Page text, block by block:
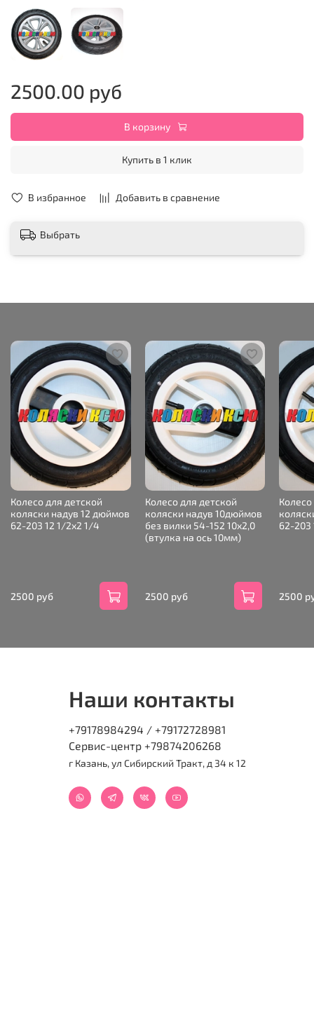
В избранное Добавить в сравнение
2500.00 руб
В корзину
Купить в 1 клик
Выбрать
Колесо для детской
коляски надув 12 дюймов
62-203 12 1/2х2 1/4
2500 руб
Колесо для детской
коляски надув 10дюймов
без вилки 54-152 10х2,0
(втулка на ось 10мм)
2500 руб
62-203
2500
Наши контакты
+79178984294 / +79172728981
Сервис-центр +79874206268
г Казань, ул Сибирский Тракт, д 34 к 12